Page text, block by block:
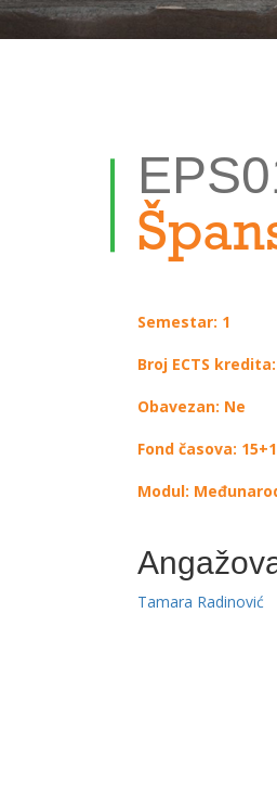
Semestar: 1
Broj ECTS
Obavezan: Ne
Fond časova:
Modul:
Tamara Radinović